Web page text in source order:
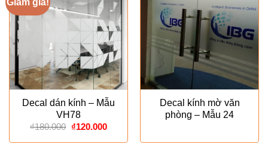
Giảm giá!
Decal dán kính – Mẫu
VH78
₫180.000 Giá
₫120.000Giá
Decal kính mờ văn
phòng – Mẫu 24